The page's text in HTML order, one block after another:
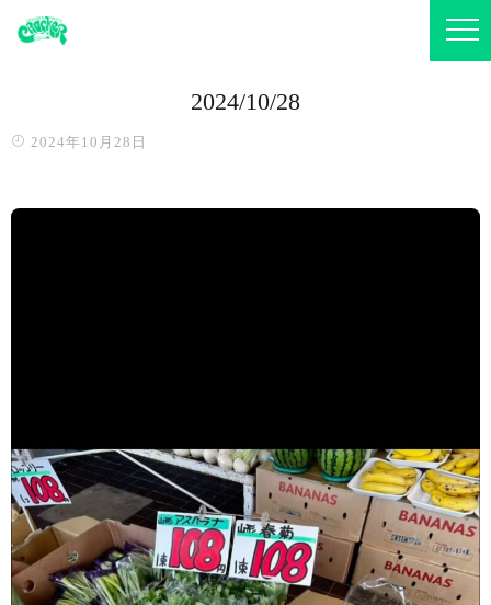
2024/10/28
2024年10月28日